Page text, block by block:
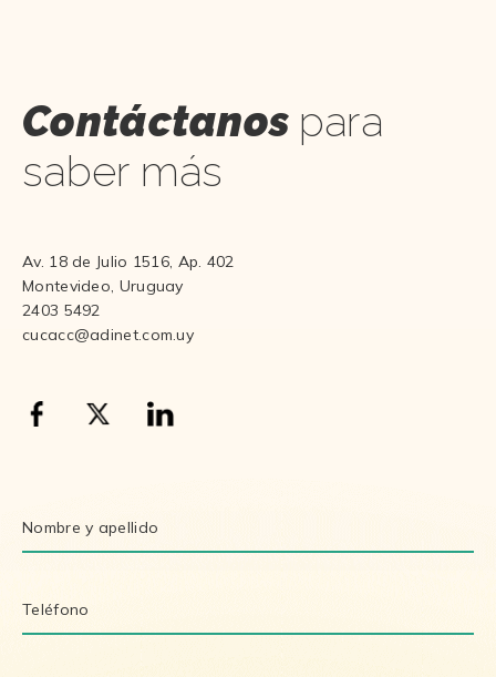
Contáctanos para
saber más
Av. 18 de Julio 1516, Ap. 402
Montevideo, Uruguay
2403 5492
cucacc@adinet.com.uy